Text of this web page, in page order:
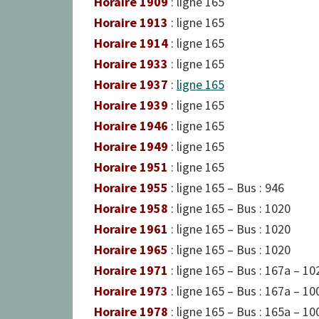
Horaire 1913 : ligne 165
Horaire 1914 : ligne 165
Horaire 1933 : ligne 165
Horaire 1937 : ligne 165
Horaire 1939 : ligne 165
Horaire 1946 : ligne 165
Horaire 1949 : ligne 165
Horaire 1951 : ligne 165
Horaire 1955 : ligne 165 – Bus : 946
Horaire 1958 : ligne 165 – Bus : 1020
Horaire 1961 : ligne 165 – Bus : 1020
Horaire 1965 : ligne 165 – Bus : 1020
Horaire 1971 : ligne 165 – Bus : 167a –
Horaire 1973 : ligne 165 – Bus : 167a –
Horaire 1978 : ligne 165 – Bus : 165a –